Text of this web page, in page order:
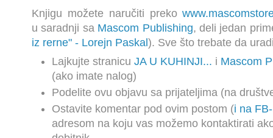
Knjigu možete naručiti preko
u saradnji sa Mascom Publishing, deli jedan
iz rerne" - Lorejn Paskal ). Sve što trebate da
Lajkujte stranicu JA U KUHINJI... i Mascom
(ako imate nalog)
Podelite ovu objavu sa prijateljima (na
Ostavite komentar pod ovim postom (i na
adresom na koju vas možemo kontaktirati